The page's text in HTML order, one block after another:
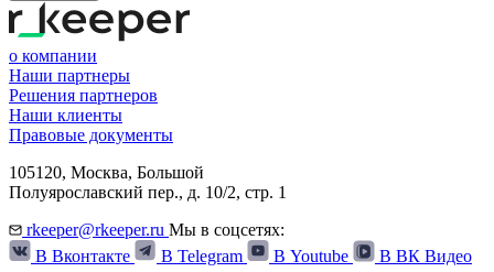
о компании
Наши партнеры
Решения партнеров
Наши клиенты
Правовые документы
105120, Москва, Большой
Полуярославский пер., д. 10/2, стр. 1
rkeeper@rkeeper.ru Мы в соцсетях:
В Вконтакте
В Telegram В Youtube
В ВК Видео